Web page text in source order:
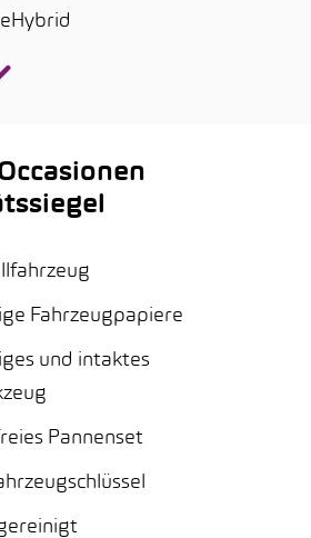
Fahrzeugpapiere
und intaktes
Pannenset